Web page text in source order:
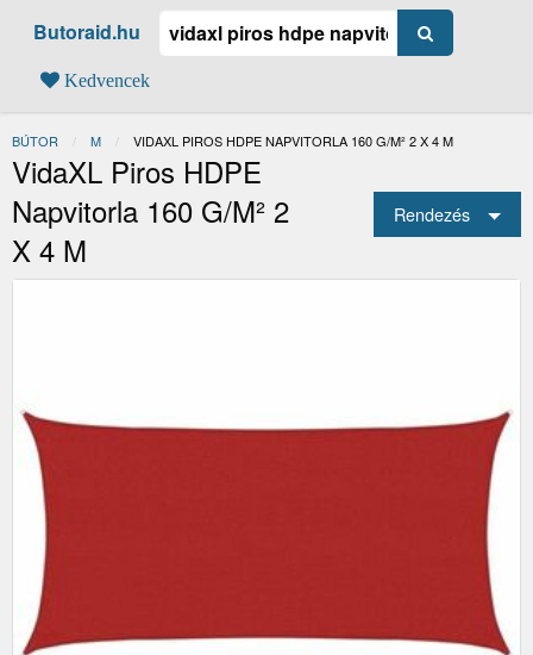
Butoraid.hu
Kedvencek
BÚTOR M JELENLEGI:
VIDAXL PIROS HDPE NAPVITORLA 160 G/M² 2 X 4 M
VidaXL Piros HDPE
Napvitorla 160 G/m² 2
X 4 M
Rendezés